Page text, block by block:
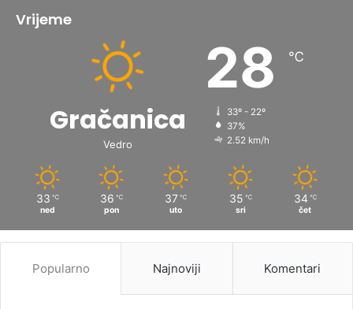
Vrijeme
Gračanica
Vedro
28 ℃
33º - 22º
37%
2.52 km/h
33 ℃
ned
36 ℃
pon
37 ℃
uto
35 ℃
sri
34 ℃
čet
Popularno Najnoviji Komentari